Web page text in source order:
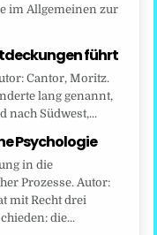
im Allgemeinen zur
führt
Cantor, Moritz.
lang genannt,
nach Südwest,...
Psychologie
in die
Prozesse. Autor:
mit Recht drei
die...